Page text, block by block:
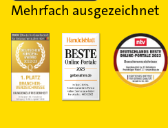
Mehrfach ausgezeichnet